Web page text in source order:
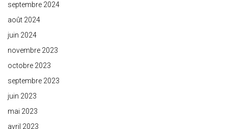
septembre 2024
août 2024
juin 2024
novembre 2023
octobre 2023
septembre 2023
juin 2023
mai 2023
avril 2023